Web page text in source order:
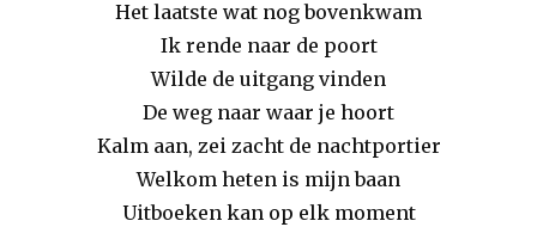
Het laatste wat nog bovenkwam
Ik rende naar de poort
Wilde de uitgang vinden
De weg naar waar je hoort
Kalm aan, zei zacht de nachtportier
Welkom heten is mijn baan
Uitboeken kan op elk moment